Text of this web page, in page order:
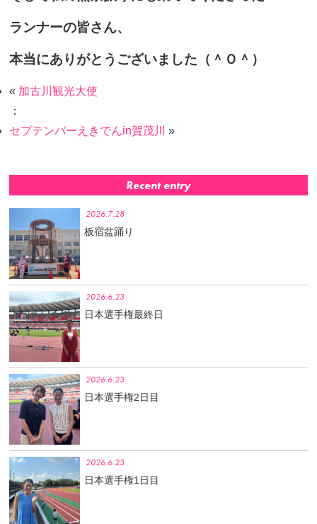
ランナーの皆さん、
本当にありがとうございました（＾Ｏ＾）
« 加古川観光大使
：
セプテンバーえきでんin賀茂川
»
Recent entry
2026.7.28
板宿盆踊り
2026.6.23
日本選手権最終日
2026.6.23
日本選手権2日目
2026.6.23
日本選手権1日目